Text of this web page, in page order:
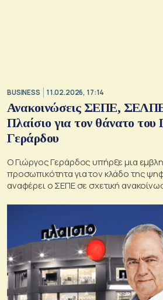
BUSINESS 11.02.2026, 17:14
Ανακοινώσεις ΣΕΠΕ,
Πλαίσιο για τον θάνατο του
Γεράρδου
Ο Γιώργος Γεράρδος υπήρξε μια
προσωπικότητα για τον κλάδο της
αναφέρει ο ΣΕΠΕ σε σχετική